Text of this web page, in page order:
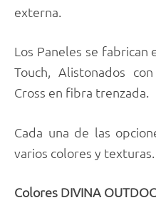
externa.
Los Paneles se
Touch, Alistonados
Cross en fibra trenzada.
Cada una de las
varios colores y texturas.
Colores DIVINA